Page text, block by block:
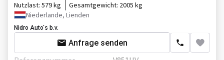
Differentialsperre
Getriebe
Transmission
Automatikgetriebe
Nutzlast: 579 kg Gesamtgewicht: 2005 kg
Niederlande, Lienden
Nidro Auto's b.v.
Anfrage senden